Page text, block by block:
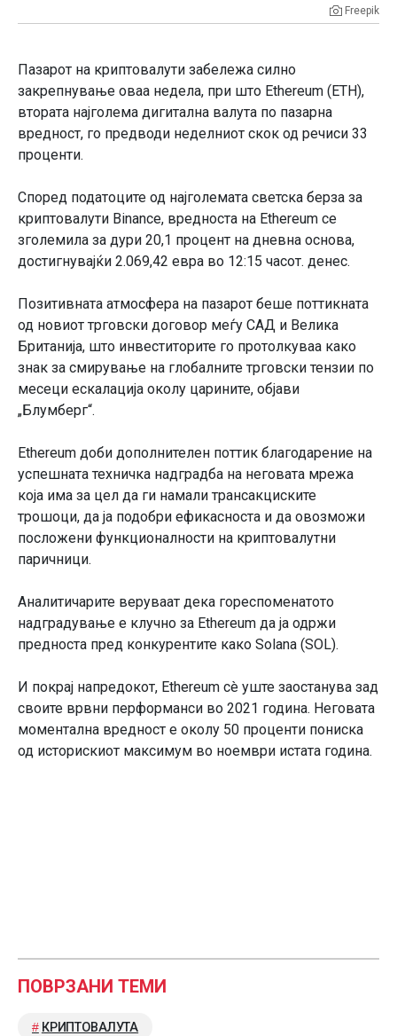
Freepik
Пазарот на криптовалути забележа силно
закрепнување оваа недела, при што Ethereum (ETH),
втората најголема дигитална валута по пазарна
вредност, го предводи неделниот скок од речиси 33
проценти.
Според податоците од најголемата светска берза за
криптовалути Binance, вредноста на Ethereum се
зголемила за дури 20,1 процент на дневна основа,
достигнувајќи 2.069,42 евра во 12:15 часот. денес.
Позитивната атмосфера на пазарот беше поттикната
од новиот трговски договор меѓу САД и Велика
Британија, што инвеститорите го протолкуваа како
знак за смирување на глобалните трговски тензии по
месеци ескалација околу царините, објави
„Блумберг“.
Ethereum доби дополнителен поттик благодарение на
успешната техничка надградба на неговата мрежа
која има за цел да ги намали трансакциските
трошоци, да ја подобри ефикасноста и да овозможи
посложени функционалности на криптовалутни
паричници.
Аналитичарите веруваат дека гореспоменатото
надградување е клучно за Ethereum да ја одржи
предноста пред конкурентите како Solana (SOL).
И покрај напредокот, Ethereum сè уште заостанува зад
своите врвни перформанси во 2021 година. Неговата
моментална вредност е околу 50 проценти пониска
од историскиот максимум во ноември истата година.
ПОВРЗАНИ ТЕМИ
КРИПТОВАЛУТА